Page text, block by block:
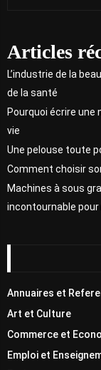
Articles
L’industrie de la
de la santé
Pourquoi écrire
vie
Une pelouse toute
Comment choisir
Machines à sous
incontournable pour
Annuaires et
Art et Culture
Commerce et
Emploi et